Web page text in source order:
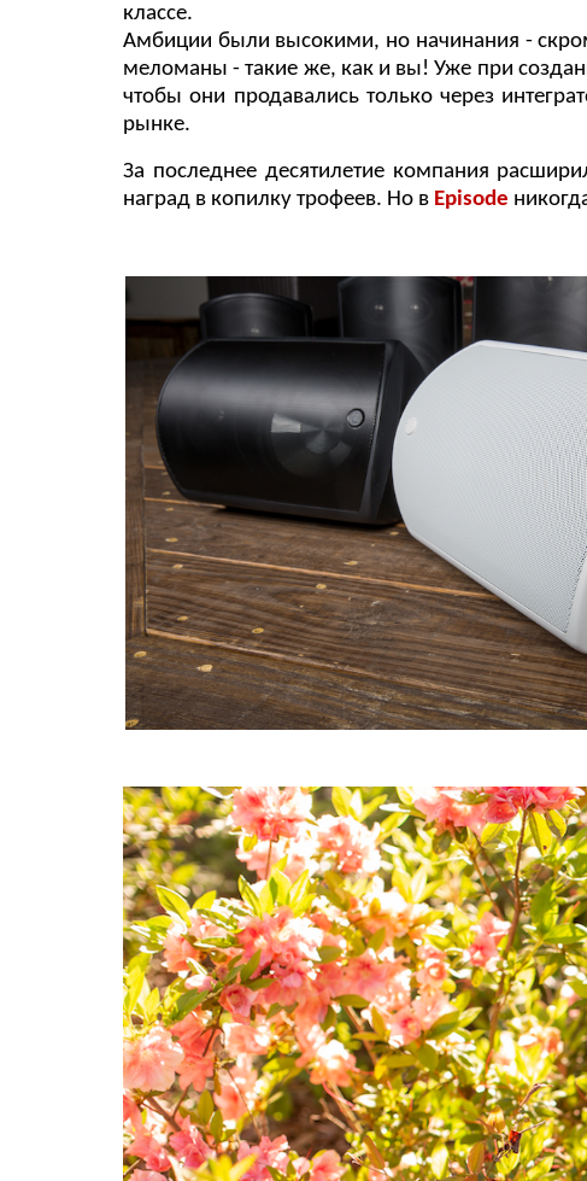
классе.
Амбиции были высокими, но начинания -
меломаны - такие же, как и вы! Уже при
чтобы они продавались только через
рынке.
За последнее десятилетие компания
наград в копилку трофеев. Но в Episode